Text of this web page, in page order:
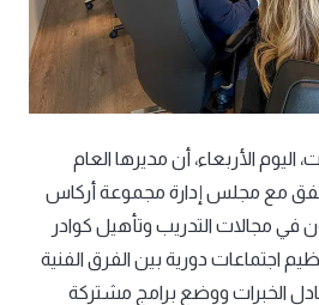
الأربعاء، أن مديرها العام
اتفق مع مجلس إدارة مجموعة أركاس
في مجالات التدريب وتأهيل كوادر
اجتماعات دورية بين الفرق الفنية
الخبرات ووضع برامج مشتركة